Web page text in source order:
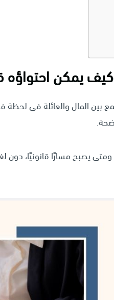
يمكن احتواؤه
بين المال والعائلة في لحظة
يصبح مسارًا قانونيًا، دون